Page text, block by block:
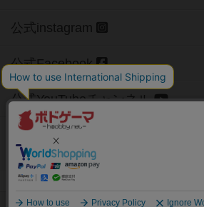
公式instagram
公式Facebook
公式YouTubeチャンネル